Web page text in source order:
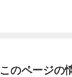
このページの